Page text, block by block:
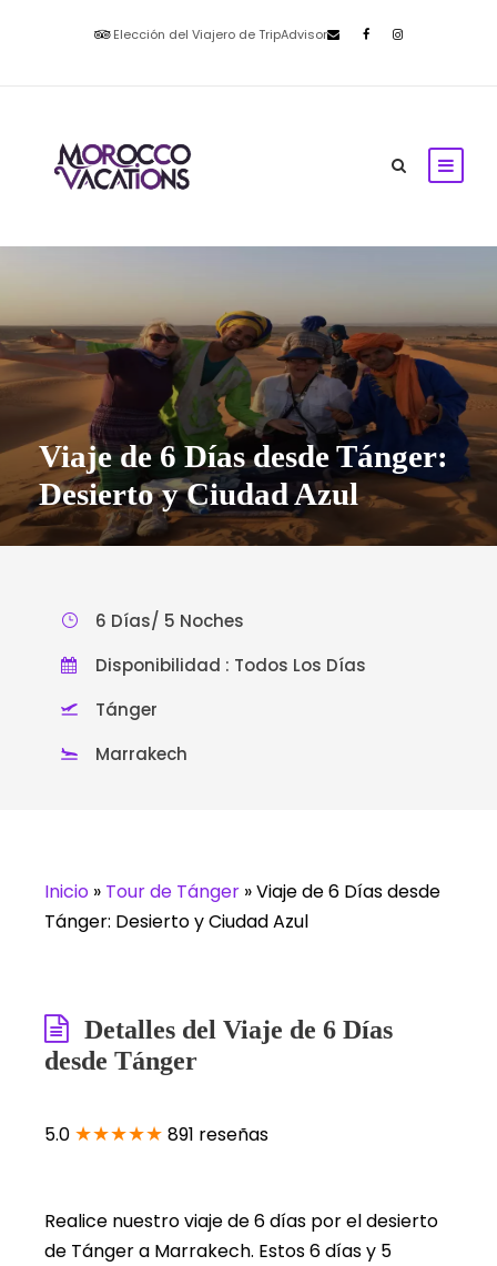
Elección del Viajero de TripAdvisor
Viaje de 6 Días desde Tánger:
Desierto y Ciudad Azul
6 Días/ 5 Noches
Disponibilidad : Todos Los Días
Tánger
Marrakech
Inicio » Tour de Tánger »Viaje de 6 Días desde
Tánger: Desierto y Ciudad Azul
Detalles del Viaje de 6 Días
desde Tánger
5.0 ★★★★★ 891 reseñas
Realice nuestro viaje de 6 días por el desierto
de Tánger a Marrakech. Estos 6 días y 5